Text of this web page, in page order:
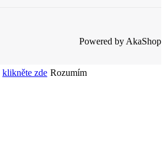
Powered by AkaShop
klikněte zde Rozumím